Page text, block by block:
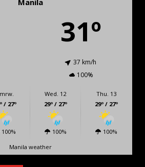
Manila
31º
37 km/h
100%
/ 27º
100%
Wed. 12
29º / 27º
100%
Thu. 13
29º / 27º
100%
Manila weather